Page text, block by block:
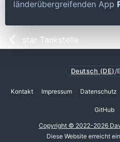
länderübergreifenden App
star Tankstelle
Deutsch (DE) /
Kontakt Impressum Datenschutz
GitHub
Copyright © 2022-2026
Diese Website erreicht ein